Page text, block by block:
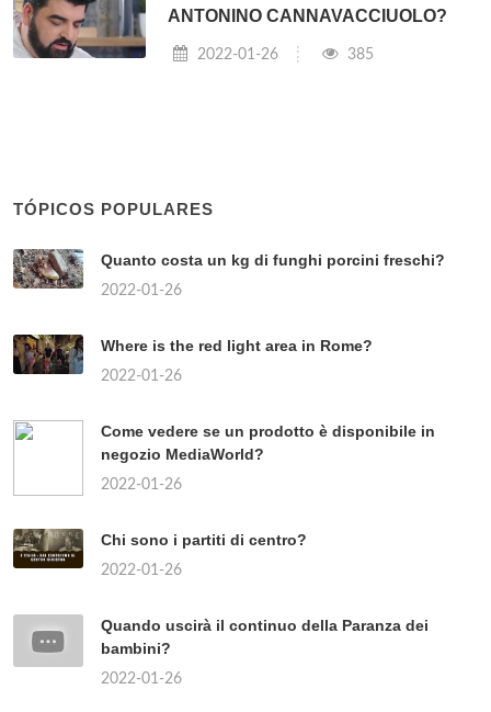
ANTONINO CANNAVACCIUOLO?
2022-01-26 385
TÓPICOS POPULARES
Quanto costa un kg di funghi porcini freschi?
2022-01-26
Where is the red light area in Rome?
2022-01-26
Come vedere se un prodotto è disponibile in
negozio MediaWorld?
2022-01-26
Chi sono i partiti di centro?
2022-01-26
Quando uscirà il continuo della Paranza dei
bambini?
2022-01-26